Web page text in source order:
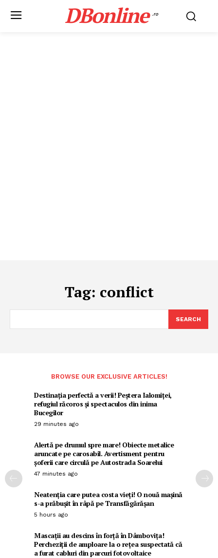
DBonline .ro
Tag: conflict
SEARCH
BROWSE OUR EXCLUSIVE ARTICLES!
Destinația perfectă a verii! Peștera Ialomiței,
refugiul răcoros și spectaculos din inima
Bucegilor
29 minutes ago
Alertă pe drumul spre mare! Obiecte metalice
aruncate pe carosabil. Avertisment pentru
șoferii care circulă pe Autostrada Soarelui
47 minutes ago
Neatenția care putea costa vieți! O nouă mașină
s-a prăbușit în râpă pe Transfăgărășan
5 hours ago
Mascații au descins în forță în Dâmbovița!
Percheziții de amploare la o rețea suspectată că
a furat cabluri din parcuri fotovoltaice